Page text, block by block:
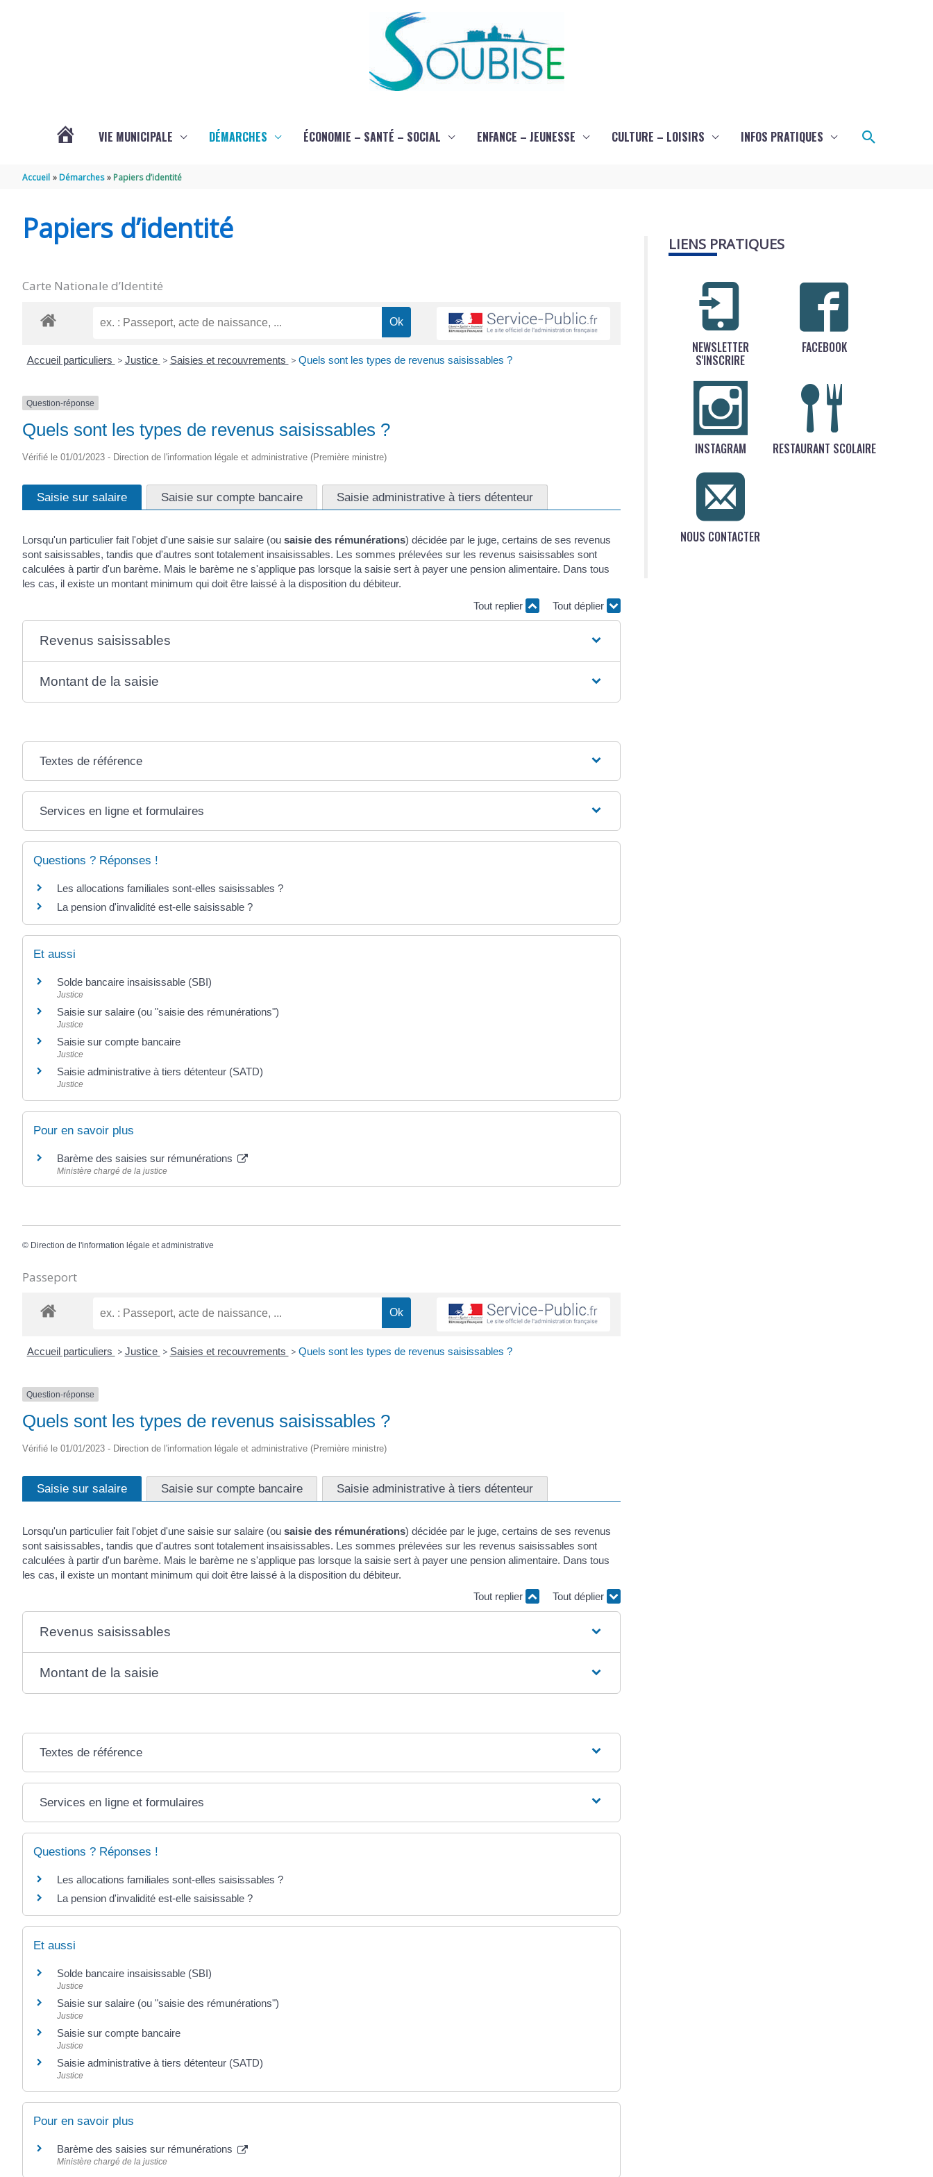
SOUBISE
VIE MUNICIPALE DÉMARCHES ÉCONOMIE – SANTÉ – SOCIAL ENFANCE – JEUNESSE CULTURE – LOISIRS INFOS PRATIQUES
Accueil Démarches Papiers d’identité
Papiers d’identité
Carte Nationale d’Identité
Accueil particuliers > Justice > Saisies et recouvrements > Quels sont les types de revenus saisissables ?
Question-réponse
Quels sont les types de revenus saisissables ?
Vérifié le 01/01/2023 - Direction de l'information légale et administrative (Première ministre)
Saisie sur salaire Saisie sur compte bancaire Saisie administrative à tiers détenteur
Lorsqu'un particulier fait l'objet d'une saisie sur salaire (ou saisie des rémunérations) décidée par le juge, certains de ses revenus
sont saisissables, tandis que d'autres sont totalement insaisissables. Les sommes prélevées sur les revenus saisissables sont
calculées à partir d'un barème. Mais le barème ne s'applique pas lorsque la saisie sert à payer une pension alimentaire. Dans tous
les cas, il existe un montant minimum qui doit être laissé à la disposition du débiteur.
Tout replier
Tout déplier
Revenus saisissables
Montant de la saisie
Textes de référence
Services en ligne et formulaires
Questions ? Réponses !
Les allocations familiales sont-elles saisissables ?
La pension d'invalidité est-elle saisissable ?
Et aussi
Solde bancaire insaisissable (SBI)
Justice
Saisie sur salaire (ou "saisie des rémunérations")
Justice
Saisie sur compte bancaire
Justice
Saisie administrative à tiers détenteur (SATD)
Justice
Pour en savoir plus
Barème des saisies sur rémunérations
Ministère chargé de la justice
© Direction de l'information légale et administrative
Passeport
Accueil particuliers > Justice > Saisies et recouvrements > Quels sont les types de revenus saisissables ?
Question-réponse
Quels sont les types de revenus saisissables ?
Vérifié le 01/01/2023 - Direction de l'information légale et administrative (Première ministre)
Saisie sur salaire Saisie sur compte bancaire Saisie administrative à tiers détenteur
Lorsqu'un particulier fait l'objet d'une saisie sur salaire (ou saisie des rémunérations) décidée par le juge, certains de ses revenus
sont saisissables, tandis que d'autres sont totalement insaisissables. Les sommes prélevées sur les revenus saisissables sont
calculées à partir d'un barème. Mais le barème ne s'applique pas lorsque la saisie sert à payer une pension alimentaire. Dans tous
les cas, il existe un montant minimum qui doit être laissé à la disposition du débiteur.
Tout replier
Tout déplier
Revenus saisissables
Montant de la saisie
Textes de référence
Services en ligne et formulaires
Questions ? Réponses !
Les allocations familiales sont-elles saisissables ?
La pension d'invalidité est-elle saisissable ?
Et aussi
Solde bancaire insaisissable (SBI)
Justice
Saisie sur salaire (ou "saisie des rémunérations")
Justice
Saisie sur compte bancaire
Justice
Saisie administrative à tiers détenteur (SATD)
Justice
Pour en savoir plus
Barème des saisies sur rémunérations
Ministère chargé de la justice
LIENS PRATIQUES
NEWSLETTER
S'INSCRIRE
FACEBOOK
INSTAGRAM RESTAURANT SCOLAIRE
NOUS CONTACTER